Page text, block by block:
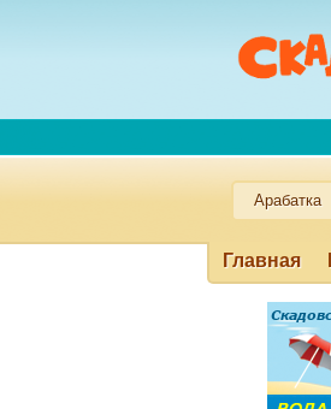
Арабатка
Главная
Услуги
Лазурное